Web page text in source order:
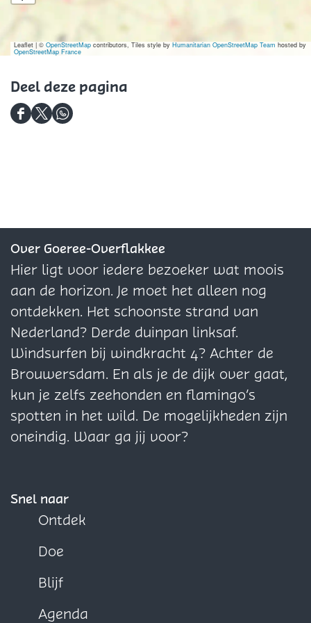
e
Leaflet|©OpenStreetMapcontributors, Tiles style byHumanitarian OpenStreetMap Teamhosted by
OpenStreetMap France
Deel deze pagina
D
e
z
e
p
a
g
i
n
a
o
p
c
D
e
z
e
p
a
g
i
n
a
o
p
D
e
z
e
p
a
g
i
n
a
o
p
a
t
A
p
Over Goeree-Overflakkee
Hier ligt voor iedere bezoeker wat moois
aan de horizon. Je moet het alleen nog
ontdekken. Het schoonste strand van
Nederland? Derde duinpan linksaf.
Windsurfen bij windkracht 4? Achter de
Brouwersdam. En als je de dijk over gaat,
kun je zelfs zeehonden en flamingo’s
spotten in het wild. De mogelijkheden zijn
oneindig. Waar ga jij voor?
Snel naar
Ontdek
Doe
Blijf
Agenda